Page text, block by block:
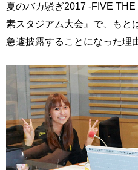
夏のバカ騒ぎ2017 -FIVE
素スタジアム大会』で、もと
急遽披露することになった理